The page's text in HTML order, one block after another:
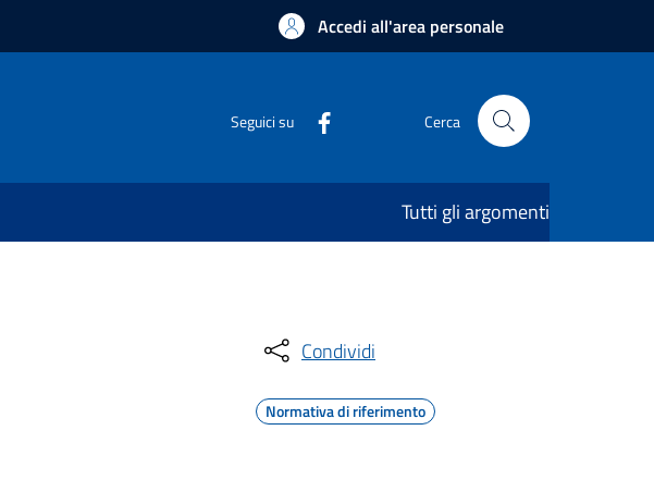
Accedi all'area personale
Seguici su Cerca
Tutti gli argomenti
Condividi
Normativa di riferimento